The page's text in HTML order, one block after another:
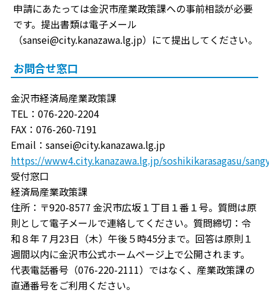
申請にあたっては金沢市産業政策課への事前相談が必要
です。提出書類は電子メール
（sansei@city.kanazawa.lg.jp）にて提出してください。
お問合せ窓口
金沢市経済局産業政策課
TEL：076-220-2204
FAX：076-260-7191
Email：sansei@city.kanazawa.lg.jp
https://www4.city.kanazawa.lg.jp/soshikikarasagasu/
受付窓口
経済局産業政策課
住所：〒920-8577 金沢市広坂１丁目１番１号。質問は原
則として電子メールで連絡してください。質問締切：令
和８年７月23日（木）午後５時45分まで。回答は原則１
週間以内に金沢市公式ホームページ上で公開されます。
代表電話番号（076-220-2111）ではなく、産業政策課の
直通番号をご利用ください。